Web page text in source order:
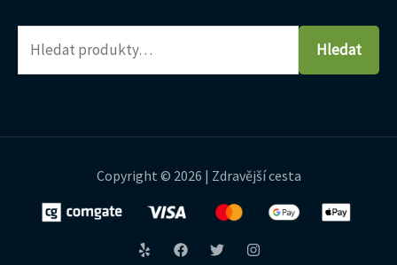
Hledat
Copyright © 2026 | Zdravější cesta